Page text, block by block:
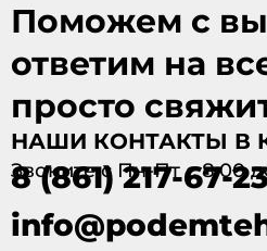
Поможем с
ответим на
просто
НАШИ КОНТАКТЫ В
Звоните с Пн-Пт с 8:00
8 (861) 217-67-